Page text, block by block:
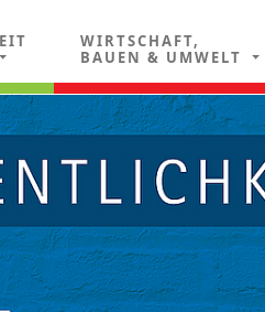
WIRTSCHAFT,
BAUEN & UMWELT